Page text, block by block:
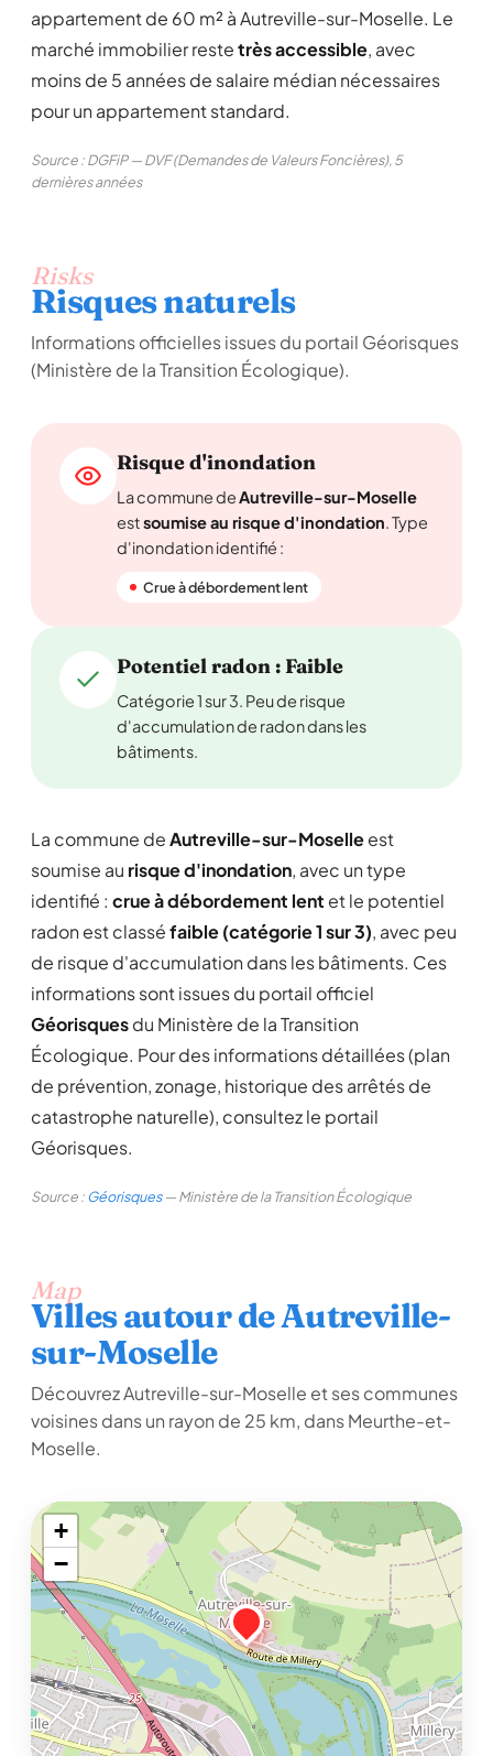
appartement de 60 m² à Autreville-sur-Moselle. Le
marché immobilier restetrès accessible, avec
moins de 5 années de salaire médian nécessaires
pour un appartement standard.
Source : DGFiP — DVF (Demandes de Valeurs Foncières), 5
dernières années
Risks
Risques naturels
Informations officielles issues du portail Géorisques
(Ministère de la Transition Écologique).
Risque d'inondation
La commune deAutreville-sur-Moselle
estsoumise au risque d'inondation. Type
d'inondation identifié :
Crue à débordement lent
Potentiel radon : Faible
Catégorie 1 sur 3. Peu de risque
d'accumulation de radon dans les
bâtiments.
La commune deAutreville-sur-Moselleest
soumise au risque d'inondation, avec un type
identifié : crue à débordement lent et le potentiel
radon est classéfaible (catégorie 1 sur 3), avec peu
de risque d'accumulation dans les bâtiments. Ces
informations sont issues du portail officiel
Géorisquesdu Ministère de la Transition
Écologique. Pour des informations détaillées (plan
de prévention, zonage, historique des arrêtés de
catastrophe naturelle), consultez le portail
Géorisques.
Source :Géorisques— Ministère de la Transition Écologique
Map
Villes autour de Autreville-
sur-Moselle
Découvrez Autreville-sur-Moselle et ses communes
voisines dans un rayon de 25 km, dans Meurthe-et-
Moselle.
+
−